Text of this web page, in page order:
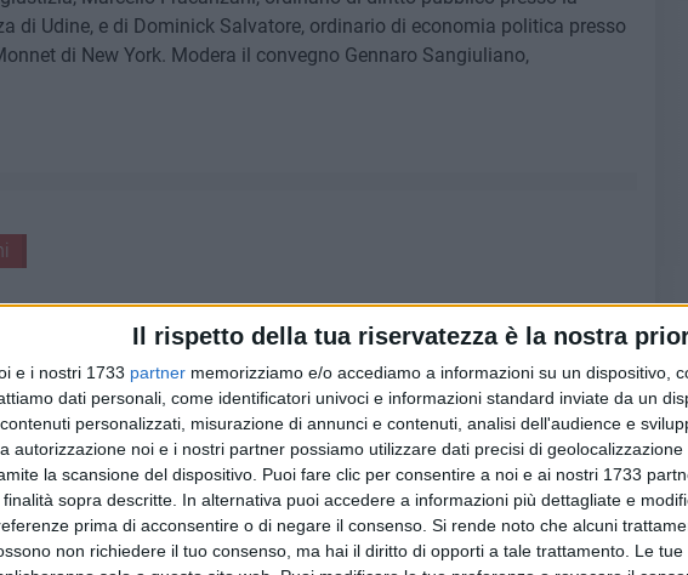
Il rispetto della tua riservatezza è la nostra
e i nostri 1733 partner memorizziamo e/o accediamo a informazioni su un dispositivo,
dati personali, come identificatori univoci e informazioni standard inviate da un
personalizzati, misurazione di annunci e contenuti, analisi dell'audience e
autorizzazione noi e i nostri partner possiamo utilizzare dati precisi di
la scansione del dispositivo. Puoi fare clic per consentire a noi e ai nostri 1733
finalità sopra descritte. In alternativa puoi accedere a informazioni più dettagliate e
prima di acconsentire o di negare il consenso. Si rende noto che alcuni
non richiedere il tuo consenso, ma hai il diritto di opporti a tale trattamento. Le
di Udine, e di Dominick Salvatore, ordinario di economia politica presso
di New York. Modera il convegno Gennaro Sangiuliano,